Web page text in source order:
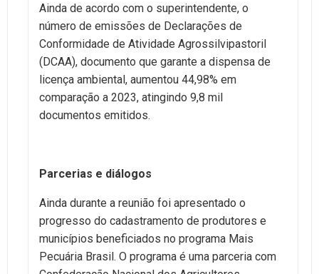
Ainda de acordo com o superintendente, o
número de emissões de Declarações de
Conformidade de Atividade Agrossilvipastoril
(DCAA), documento que garante a dispensa de
licença ambiental, aumentou 44,98% em
comparação a 2023, atingindo 9,8 mil
documentos emitidos.
Parcerias e diálogos
Ainda durante a reunião foi apresentado o
progresso do cadastramento de produtores e
municípios beneficiados no programa Mais
Pecuária Brasil. O programa é uma parceria com